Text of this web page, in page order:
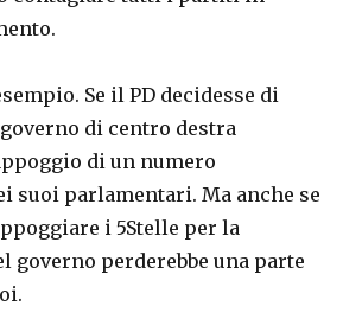
Se il PD decidesse di
di centro destra
di un numero
suoi parlamentari. Ma anche se
i 5Stelle per la
governo perderebbe una parte